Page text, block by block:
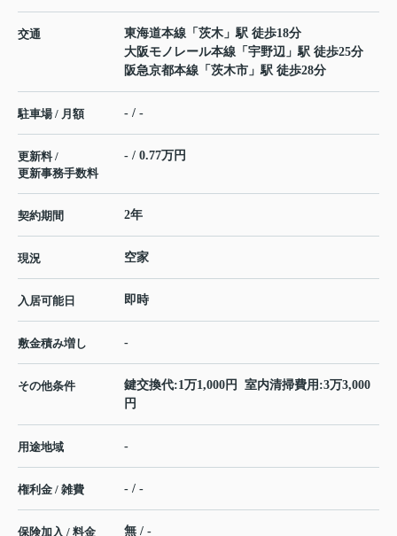
交通 東海道本線 「 茨木 」駅 徒歩18分
大阪モノレール本線 「 宇野辺 」駅 徒歩25分
阪急京都本線 「 茨木市 」駅 徒歩28分
駐車場 / 月額 - / -
更新料 /
更新事務手数料
- / 0.77万円
契約期間 2年
現況 空家
入居可能日 即時
敷金積み増し -
その他条件
鍵交換代:1万1,000円 室内清掃費用:3万3,000
円
用途地域 -
権利金 / 雑費 - / -
保険加入 / 料金 無 / -